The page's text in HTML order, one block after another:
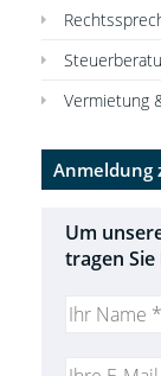
Vermietung
Anmeldung
Um
tragen